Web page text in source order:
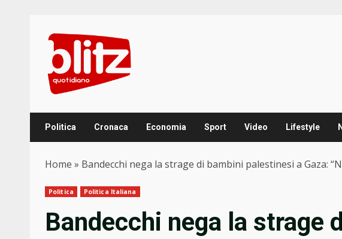
content
Politica Cronaca Economia Sport Video Lifestyle
Home » Bandecchi nega la strage di bambini palestinesi a Gaza:
Politica Politica Italiana
Bandecchi nega la strage